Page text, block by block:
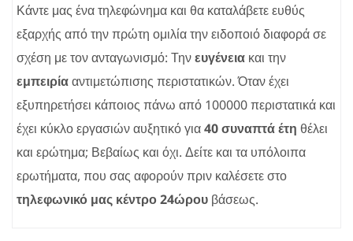
Κάντε μας ένα τηλεφώνημα και θα καταλάβετε ευθύς
εξαρχής από την πρώτη ομιλία την ειδοποιό διαφορά σε
σχέση με τον ανταγωνισμό: Τηνευγένεια και την
εμπειρίααντιμετώπισης περιστατικών. Όταν έχει
εξυπηρετήσει κάποιος πάνω από 100000 περιστατικά και
έχει κύκλο εργασιών αυξητικό για40 συναπτά έτη θέλει
και ερώτημα; Βεβαίως και όχι. Δείτε και τα υπόλοιπα
ερωτήματα, που σας αφορούν πριν καλέσετε στο
τηλεφωνικό μας κέντρο 24ώρου βάσεως.